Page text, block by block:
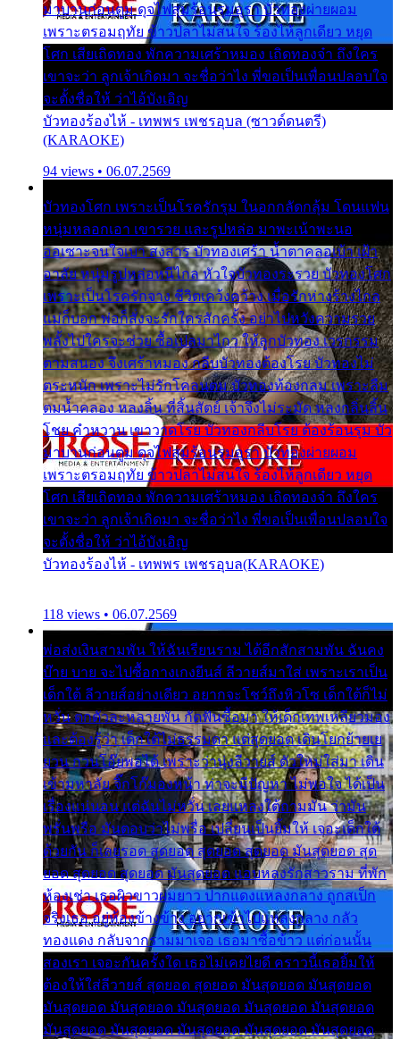
มาบานก่อนตูม ดุจไฟสุมร้อนรุมอุรา บัวทองผ่ายผอม
เพราะตรอมฤทัย ข้าวปลาไม่สนใจ ร้องไห้ลูกเดียว หยุด
โศก เสียเถิดทอง พักความเศร้าหมอง เถิดทองจ๋า ถึงใคร
เขาจะว่า ลูกเจ้าเกิดมา จะชื่อว่าไง พี่ขอเป็นเพื่อนปลอบใจ
จะตั้งชื่อให้ ว่าไอ้บังเอิญ
บัวทองร้องไห้ - เทพพร เพชรอุบล (ซาวด์ดนตรี)
(KARAOKE)
94 views • 06.07.2569
บัวทองโศก เพราะเป็นโรครักรุม ในอกกลัดกลุ้ม โดนแฟน
หนุ่มหลอกเอา เขารวย และรูปหล่อ มาพะเน้าพะนอ
ออเซาะจนใจเบา สงสาร บัวทองเศร้า น้ำตาคลอเบ้า เฝ้า
อาลัย หนุ่มรูปหล่อหนีไกล หัวใจบัวทองระรวย บัวทองโศก
เพราะเป็นโรครักจาง ชีวิตเคว้งคว้าง เมื่อรักห่างร้างไกล
แม่ก็บอก พ่อก็สั่งจะรักใครสักครั้ง อย่าไปหวังความรวย
พลั้งไปใครจะช่วย ซื้อเปลมาไกว ให้ลูกบัวทอง เวรกรรม
ตามสนอง จึงเศร้าหมอง กลีบบัวทองต้องโรย บัวทองไม่
ตระหนัก เพราะไม่รักโคลนตม บัวทองท้องกลม เพราะลืม
ตมน้ำคลอง หลงลิ้น ที่สิ้นสัตย์ เจ้าจึงไม่ระมัด หลงกลิ่นลิ้น
โชย คำหวาน เขาวาดโรย บัวทองกลีบโรย ต้องร้อนรุม บัว
มาบานก่อนตูม ดุจไฟสุมร้อนรุมอุรา บัวทองผ่ายผอม
เพราะตรอมฤทัย ข้าวปลาไม่สนใจ ร้องไห้ลูกเดียว หยุด
โศก เสียเถิดทอง พักความเศร้าหมอง เถิดทองจ๋า ถึงใคร
เขาจะว่า ลูกเจ้าเกิดมา จะชื่อว่าไง พี่ขอเป็นเพื่อนปลอบใจ
จะตั้งชื่อให้ ว่าไอ้บังเอิญ
บัวทองร้องไห้ - เทพพร เพชรอุบล(KARAOKE)
118 views • 06.07.2569
พ่อส่งเงินสามพัน ให้ฉันเรียนราม ได้อีกสักสามพัน ฉันคง
บ๊าย บาย จะไปซื้อกางเกงยีนส์ ลีวายส์มาใส่ เพราะเราเป็น
เด็กใต้ ลีวายส์อย่างเดียว อยากจะโชว์ถึงหิวโซ เด็กใต้ก็ไม่
หวั่น ตกตัวละหลายพัน กัดฟันซื้อมา ให้เด็กเทพเหลียวมอง
และต้องรู้ว่า เด็กใต้ไม่ธรรมดา แต่สุดยอด เดินโยกย้ายเย
ยวน กวนโอ๊ยพอได้ เพราะว่านุ่งลีวายส์ ตัวใหม่ใส่มา เดิน
เข้ามหาลัย จิ๊กโก๊มองหน้า ท่าจะมีปัญหา ไม่พอใจ ได้เป็น
เรื่องแน่นอน แต่ฉันไม่หวั่น เลยแหลงใต้ถามมัน ว่ามัน
พรั่นพรือ มันตอบว่าไม่พรื่อ เปลี่ยนเป็นยิ้มให้ เจอะเด็กใต้
ด้วยกัน ก็เลยรอด สุดยอด สุดยอด สุดยอด มันสุดยอด สุด
ยอด สุดยอด สุดยอด มันสุดยอด แอบหลงรักสาวราม ที่พัก
ห้องเช่า เธอผิวขาวผมยาว ปากแดงแหลงกลาง ถูกสเป็ก
จริงเธอ อยู่ห้องข้างข้าง อยากเข้าไปแหลงกลาง กลัว
ทองแดง กลับจากรามมาเจอ เธอมาซื้อข้าว แต่ก่อนนั้น
สองเรา เจอะกันครั้งใด เธอไม่เคยไยดี คราวนี้เธอยิ้มให้
ต้องให้ใส่ลีวายส์ สุดยอด สุดยอด มันสุดยอด มันสุดยอด
มันสุดยอด มันสุดยอด มันสุดยอด มันสุดยอด มันสุดยอด
มันสุดยอด มันสุดยอด มันสุดยอด มันสุดยอด มันสุดยอด